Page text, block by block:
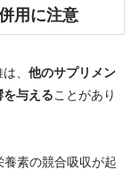
用 に注意
は、 他のサプリメン
を与えることがあり
養素の競合吸収が起